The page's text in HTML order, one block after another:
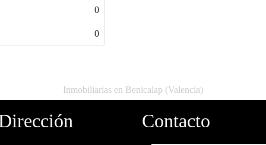
Inmobiliarias en Benicalap (Valencia)
Contacto